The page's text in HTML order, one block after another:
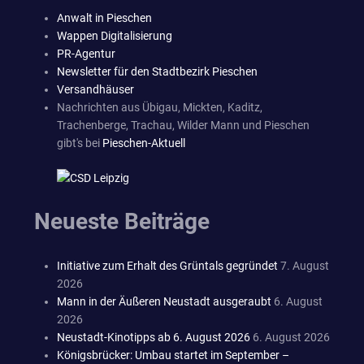
Anwalt in Pieschen
Wappen Digitalisierung
PR-Agentur
Newsletter für den Stadtbezirk Pieschen
Versandhäuser
Nachrichten aus Übigau, Mickten, Kaditz,
Trachenberge, Trachau, Wilder Mann und Pieschen
gibt's bei Pieschen-Aktuell
Neueste Beiträge
Initiative zum Erhalt des Grüntals gegründet 7. August
2026
Mann in der Äußeren Neustadt ausgeraubt 6. August
2026
Neustadt-Kinotipps ab 6. August 2026 6. August 2026
Königsbrücker: Umbau startet im September –